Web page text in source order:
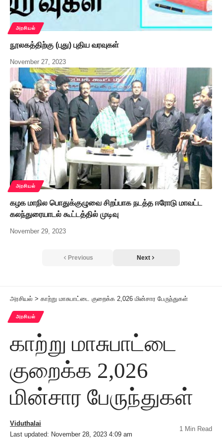
அரசியல்
நூலகத்திற்கு (புது) புதிய வரவுகள்
November 27, 2023
அரசியல்
கழக மாநில பொதுக்குழுவை சிறப்பாக நடத்த ஈரோடு மாவட்ட
கலந்துரையாடல் கூட்டத்தில் முடிவு
November 29, 2023
Previous Next
அரசியல் > காற்று மாசுபாட்டை குறைக்க 2,026 மின்சார பேருந்துகள்
அரசியல்
காற்று மாசுபாட்டை
குறைக்க 2,026
மின்சார பேருந்துகள்
Last updated: November 28, 2023 4:09 am
Viduthalai
1 Min Read